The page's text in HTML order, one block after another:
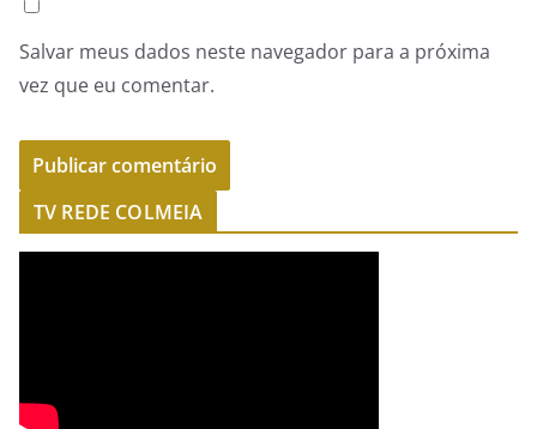
Salvar meus dados neste navegador para a próxima
vez que eu comentar.
TV REDE COLMEIA